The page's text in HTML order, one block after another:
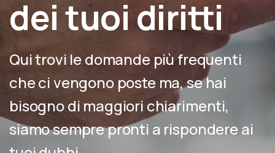
dei tuoi diritti
Qui trovi le domande più frequenti
che ci vengono poste ma, se hai
bisogno di maggiori chiarimenti,
siamo sempre pronti a rispondere ai